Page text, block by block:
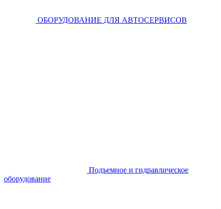
ОБОРУДОВАНИЕ ДЛЯ АВТОСЕРВИСОВ
Подъемное и гидравлическое
оборудование